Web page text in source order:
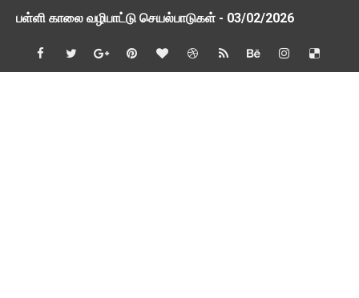
பள்ளி காலை வழிபாட்டு செயல்பாடுகள் - 03/02/2026
பள்ளி காலை வழிபாட்டு செயல்பாடுகள் - 26/01/2026